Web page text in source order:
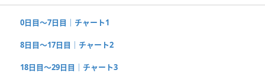
0日目〜7日目｜チャート1
8日目〜17日目｜チャート2
18日目〜29日目｜チャート3